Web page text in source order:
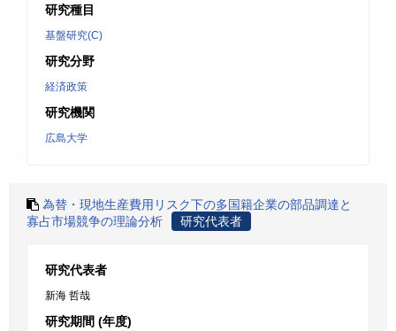
研究種目
基盤研究(C)
研究分野
経済政策
研究機関
広島大学
為替・現地生産費用リスク下の多国籍企業の部品調達と
寡占市場競争の理論分析
研究代表者
研究代表者
新海 哲哉
研究期間 (年度)